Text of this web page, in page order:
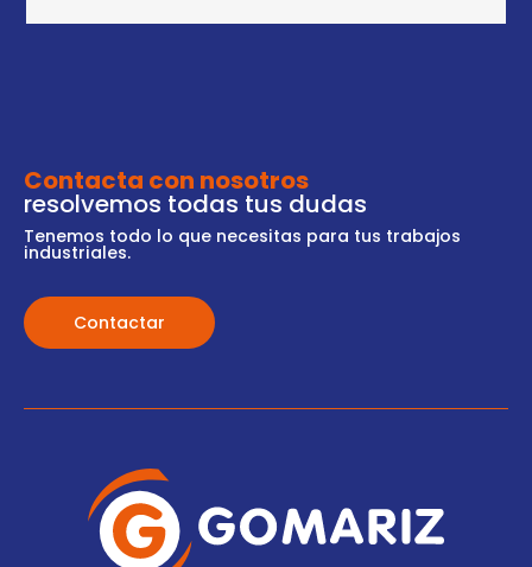
Contacta con nosotros
resolvemos todas tus dudas
Tenemos todo lo que necesitas para tus trabajos
industriales.
Contactar